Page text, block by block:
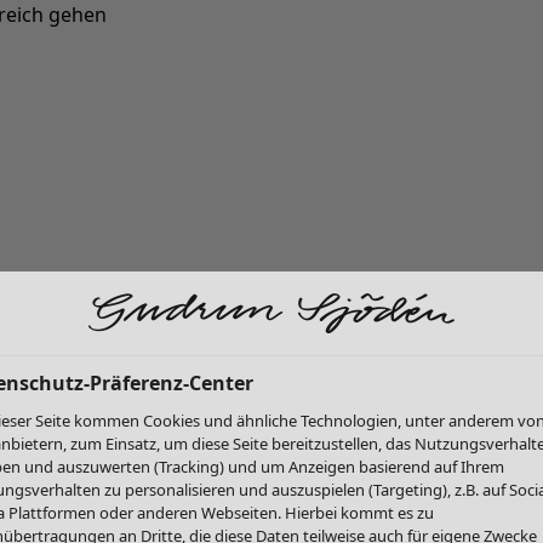
gehen
Präferenz-Center
Seite kommen Cookies und ähnliche Technologien, unter anderem von
zum Einsatz, um diese Seite bereitzustellen, das
und auszuwerten (Tracking) und um Anzeigen basierend auf Ihrem
zu personalisieren und auszuspielen (Targeting), z.B. auf
Plattformen oder anderen Webseiten. Hierbei kommt es zu
an Dritte, die diese Daten teilweise auch für eigene Zwecke